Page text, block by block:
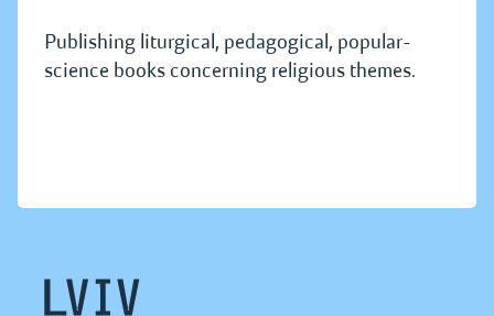
Publishing liturgical, pedagogical, popular-
science books concerning religious themes.